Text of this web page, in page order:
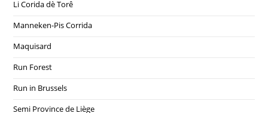
Li Corida dè Torê
Manneken-Pis Corrida
Maquisard
Run Forest
Run in Brussels
Semi Province de Liège